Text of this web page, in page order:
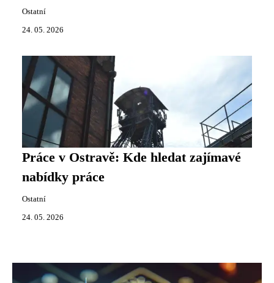
Ostatní
24. 05. 2026
Práce v Ostravě: Kde hledat zajímavé
nabídky práce
Ostatní
24. 05. 2026